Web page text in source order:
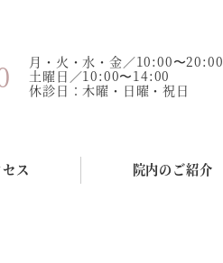
月・火・水・金／10:00〜20:00
土曜日／10:00〜14:00
休診日：木曜・日曜・祝日
ス 院内のご紹介